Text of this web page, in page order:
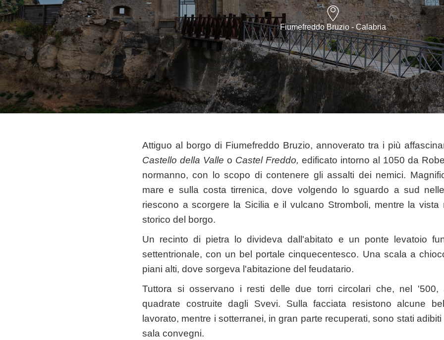
Fiumefreddo Bruzio - Calabria
Attiguo al borgo di Fiumefreddo Bruzio, annoverato tra i più
Castello della Valle o Castel Freddo, edificato intorno al 1050 da
normanno, con lo scopo di contenere gli assalti dei nemici.
mare e sulla costa tirrenica, dove volgendo lo sguardo a sud
riescono a scorgere la Sicilia e il vulcano Stromboli, mentre la
storico del borgo.
Un recinto di pietra lo divideva dall'abitato e un ponte levatoio
settentrionale, con un bel portale cinquecentesco. Una scala a
piani alti, dove sorgeva l'abitazione del feudatario.
Tuttora si osservano i resti delle due torri circolari che, nel '500,
quadrate costruite dagli Svevi. Sulla facciata resistono alcune
lavorato, mentre i sotterranei, in gran parte recuperati, sono stati
sala convegni.